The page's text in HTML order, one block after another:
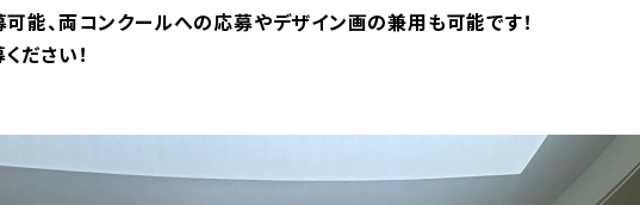
能、両コンクールへの応募やデザイン画の兼用も可能です！
ださい！